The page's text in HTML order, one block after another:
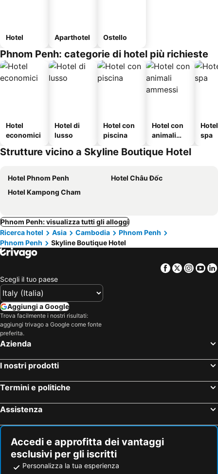
Hotel Aparthotel Ostello
Phnom Penh: categorie di hotel più richieste
Hotel
economici
Hotel di
lusso
Hotel con
piscina
Hotel con
animali
spa
Strutture vicino a Skyline Boutique Hotel
Hotel Phnom Penh
Hotel Châu Đốc
Hotel Kampong Cham
Phnom Penh: visualizza tutti gli alloggi
Ricerca hotel
Asia Cambodia
Phnom Penh
Phnom Penh
Skyline Boutique Hotel
Facebook
Twitter
Scegli il tuo paese
Aggiungi a Google
Trova facilmente i nostri risultati:
aggiungi trivago a Google come fonte
preferita.
Azienda
I nostri prodotti
Termini e politiche
Assistenza
Accedi e approfitta dei vantaggi
esclusivi per gli iscritti
Personalizza la tua esperienza